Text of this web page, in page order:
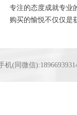
专注的态度成就专业
购买的愉悦不仅仅是
(同微信